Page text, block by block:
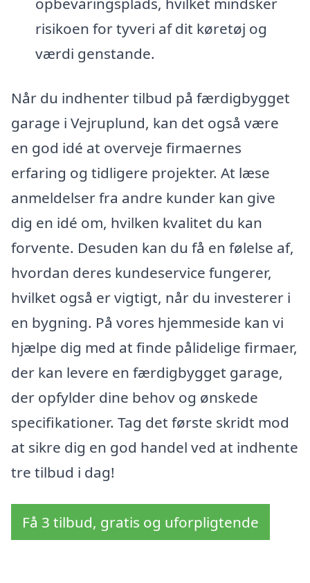
risikoen for tyveri af dit køretøj og
værdi genstande.
Når du indhenter tilbud på færdigbygget
garage i Vejruplund, kan det også være
en god idé at overveje firmaernes
erfaring og tidligere projekter. At læse
anmeldelser fra andre kunder kan give
dig en idé om, hvilken kvalitet du kan
forvente. Desuden kan du få en følelse af,
hvordan deres kundeservice fungerer,
hvilket også er vigtigt, når du investerer i
en bygning. På vores hjemmeside kan vi
hjælpe dig med at finde pålidelige firmaer,
der kan levere en færdigbygget garage,
der opfylder dine behov og ønskede
specifikationer. Tag det første skridt mod
at sikre dig en god handel ved at indhente
tre tilbud i dag!
Få 3 tilbud, gratis og uforpligtende